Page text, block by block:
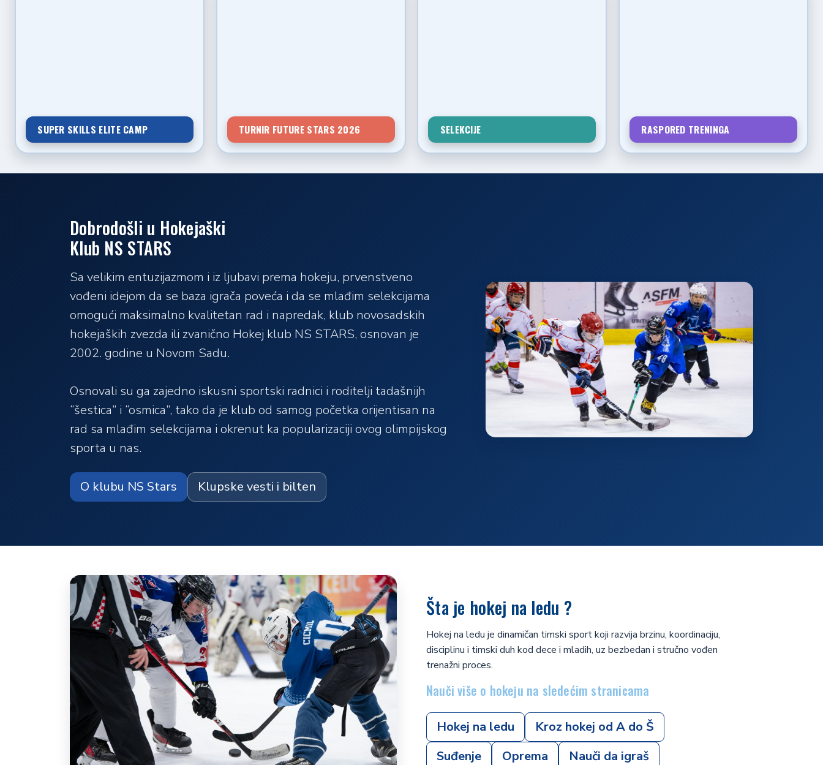
SUPER SKILLS ELITE CAMP TURNIR FUTURE STARS 2026 SELEKCIJE RASPORED TRENINGA
Dobrodošli u Hokejaški
Klub NS STARS
Sa velikim entuzijazmom i iz ljubavi prema hokeju, prvenstveno
vođeni idejom da se baza igrača poveća i da se mlađim selekcijama
omogući maksimalno kvalitetan rad i napredak, klub novosadskih
hokejaških zvezda ili zvanično Hokej klub NS STARS, osnovan je
2002. godine u Novom Sadu.
Osnovali su ga zajedno iskusni sportski radnici i roditelji tadašnijh
“šestica” i “osmica”, tako da je klub od samog početka orijentisan na
rad sa mlađim selekcijama i okrenut ka popularizaciji ovog olimpijskog
sporta u nas.
O klubu NS Stars Klupske vesti i bilten
Šta je hokej na ledu ?
Hokej na ledu je dinamičan timski sport koji razvija brzinu, koordinaciju,
disciplinu i timski duh kod dece i mladih, uz bezbedan i stručno vođen
trenažni proces.
Nauči više o hokeju na sledećim stranicama
Hokej na ledu
Kroz hokej od A do Š
Suđenje
Oprema Nauči da igraš